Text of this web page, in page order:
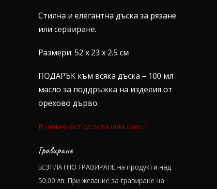
Стилна и елегантна дъска за рязане
или сервиране.
Размери: 52 х 23 х 2.5 см
ПОДАРЪК към всяка дъска – 100 мл
масло за поддръжка на изделия от
орехово дърво.
В наличност са останали само 1
Гравиране
БЕЗПЛАТНО ГРАВИРАНЕ на продукти над
50.00 лв. При желание за гравиране на